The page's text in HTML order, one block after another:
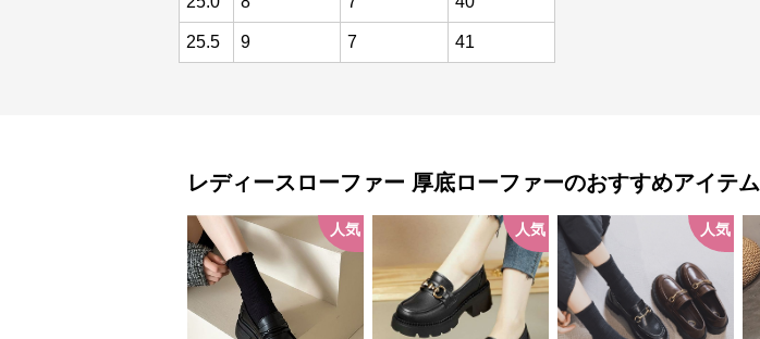
25.5 9 7 41
レディースローファー 厚底ローファーのおすすめアイテム
人気 人気 人気